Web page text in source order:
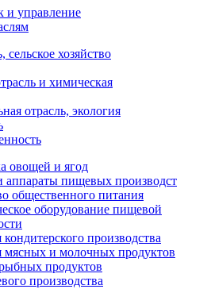
и управление
сельское хозяйство
и химическая
отрасль, экология
овощей и ягод
аппараты пищевых производст
общественного питания
оборудование пищевой
производства
мясных и молочных продуктов
продуктов
производства